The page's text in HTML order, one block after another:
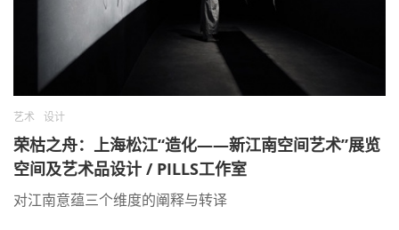
艺术 设计
荣枯之舟：上海松江“造化——新江南空间艺术”展览
空间及艺术品设计 / PILLS工作室
对江南意蕴三个维度的阐释与转译